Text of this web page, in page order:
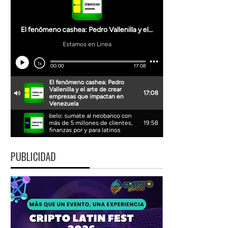
PUBLICIDAD